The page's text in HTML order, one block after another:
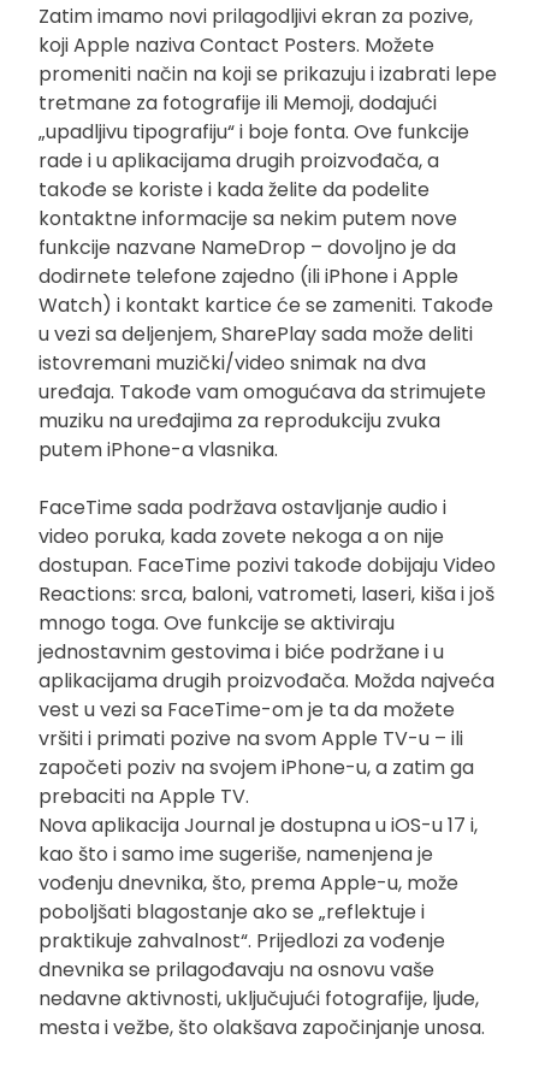
Zatim imamo novi prilagodljivi ekran za pozive,
koji Apple naziva Contact Posters. Možete
promeniti način na koji se prikazuju i izabrati lepe
tretmane za fotografije ili Memoji, dodajući
„upadljivu tipografiju“ i boje fonta. Ove funkcije
rade i u aplikacijama drugih proizvođača, a
takođe se koriste i kada želite da podelite
kontaktne informacije sa nekim putem nove
funkcije nazvane NameDrop – dovoljno je da
dodirnete telefone zajedno (ili iPhone i Apple
Watch) i kontakt kartice će se zameniti. Takođe
u vezi sa deljenjem, SharePlay sada može deliti
istovremani muzički/video snimak na dva
uređaja. Takođe vam omogućava da strimujete
muziku na uređajima za reprodukciju zvuka
putem iPhone-a vlasnika.
FaceTime sada podržava ostavljanje audio i
video poruka, kada zovete nekoga a on nije
dostupan. FaceTime pozivi takođe dobijaju Video
Reactions: srca, baloni, vatrometi, laseri, kiša i još
mnogo toga. Ove funkcije se aktiviraju
jednostavnim gestovima i biće podržane i u
aplikacijama drugih proizvođača. Možda najveća
vest u vezi sa FaceTime-om je ta da možete
vršiti i primati pozive na svom Apple TV-u – ili
započeti poziv na svojem iPhone-u, a zatim ga
prebaciti na Apple TV.
Nova aplikacija Journal je dostupna u iOS-u 17 i,
kao što i samo ime sugeriše, namenjena je
vođenju dnevnika, što, prema Apple-u, može
poboljšati blagostanje ako se „reflektuje i
praktikuje zahvalnost“. Prijedlozi za vođenje
dnevnika se prilagođavaju na osnovu vaše
nedavne aktivnosti, uključujući fotografije, ljude,
mesta i vežbe, što olakšava započinjanje unosa.